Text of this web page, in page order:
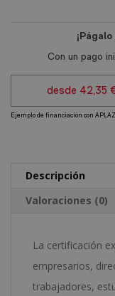
Autentificado
por
Descripción
Valoraciones (0)
La certificación
empresarios,
trabajadores,